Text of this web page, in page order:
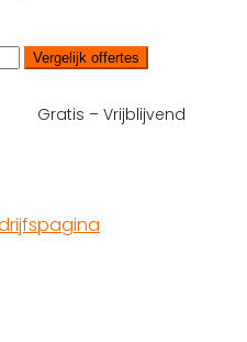
Vergelijk offertes
Gratis – Vrijblijvend